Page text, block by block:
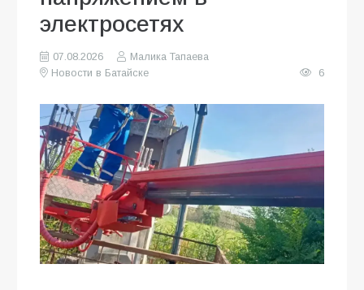
электросетях
07.08.2026
Малика Тапаева
Новости в Батайске
6